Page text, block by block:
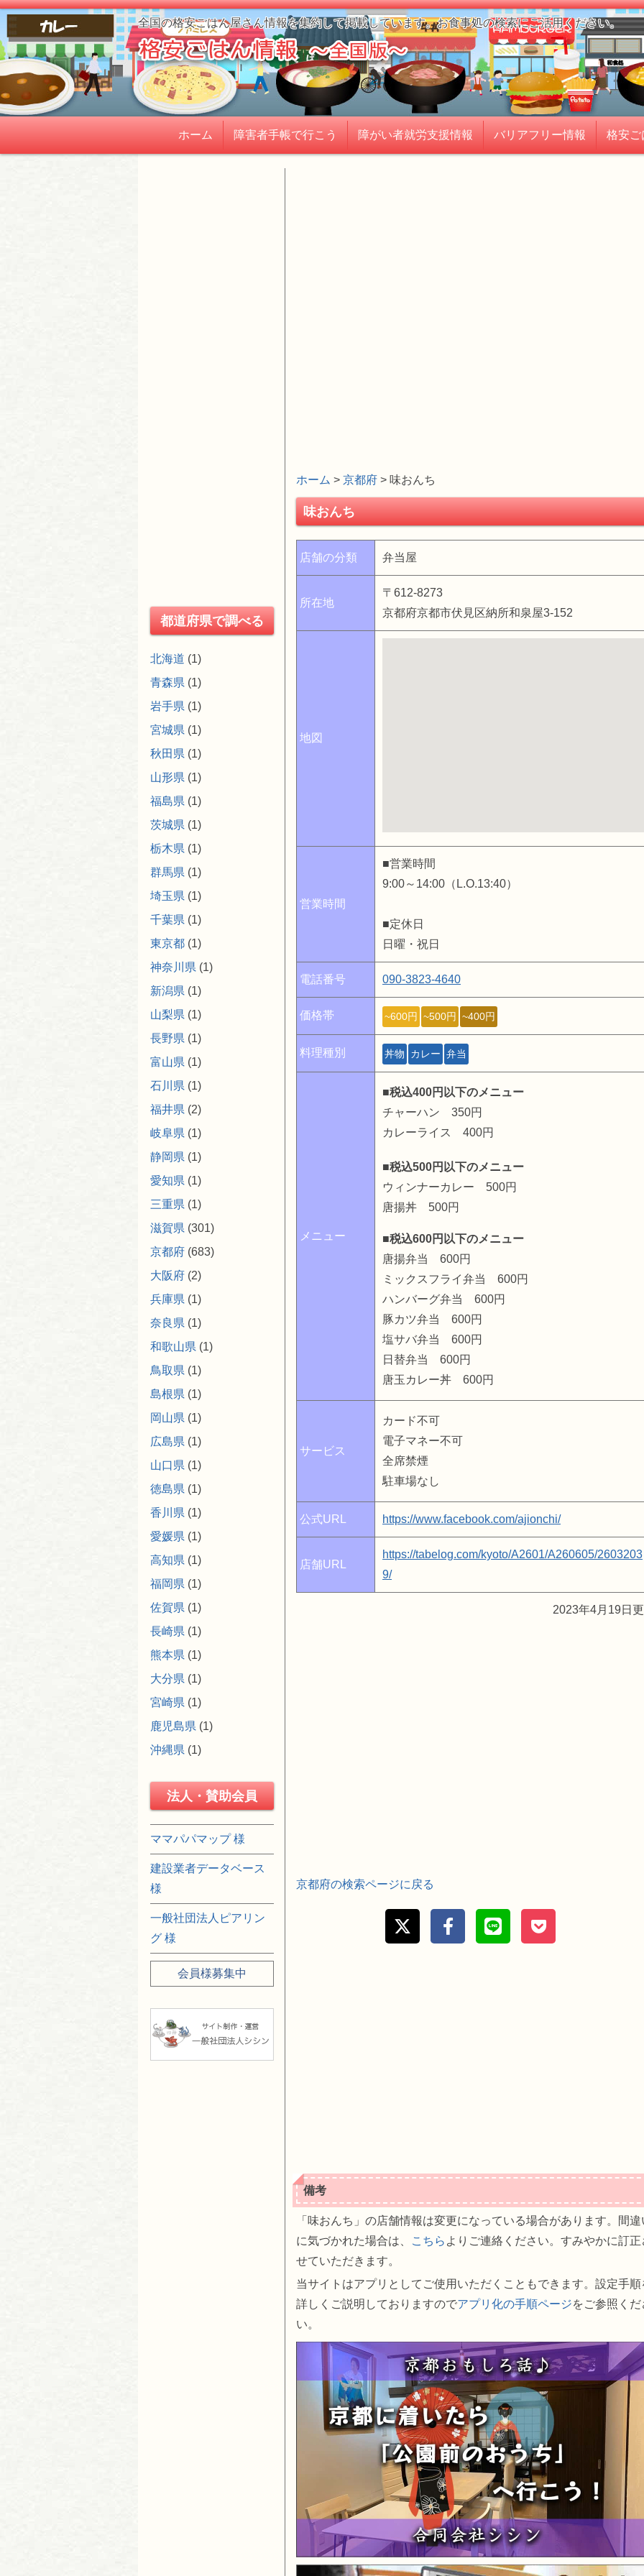
全国の格安ごはん屋さん情報を集約して掲載しています。お食事処の検索にご活用ください。
ホーム 障害者手帳で行こう 障がい者就労支援情報 バリアフリー情報 格安ご
ホーム > 京都府 > 味おんち
味おんち
店舗の分類 弁当屋
所在地
〒612-8273
京都府京都市伏見区納所和泉屋3-152
地図
営業時間
■営業時間
9:00～14:00（L.O.13:40）
■定休日
日曜・祝日
電話番号 090-3823-4640
価格帯 ~600円 ~500円 ~400円
料理種別 丼物 カレー 弁当
メニュー
■税込400円以下のメニュー
チャーハン 350円
カレーライス 400円
■税込500円以下のメニュー
ウィンナーカレー 500円
唐揚丼 500円
■税込600円以下のメニュー
唐揚弁当 600円
ミックスフライ弁当 600円
ハンバーグ弁当 600円
豚カツ弁当 600円
塩サバ弁当 600円
日替弁当 600円
唐玉カレー丼 600円
サービス
カード不可
電子マネー不可
全席禁煙
駐車場なし
公式URL https://www.facebook.com/ajionchi/
店舗URL
https://tabelog.com/kyoto/A2601/A260605/2603203
9/
2023年4月19日
京都府の検索ページに戻る
備考
「味おんち」の店舗情報は変更になっている場合があります。間違
に気づかれた場合は、
こちら よりご連絡ください。すみやかに訂正
せていただきます。
当サイトはアプリとしてご使用いただくこともできます。設定手順
詳しくご説明しておりますのでアプリ化の手順ページをご参照くだ
い。
都道府県で調べる
北海道 (1)
青森県 (1)
岩手県 (1)
宮城県 (1)
秋田県 (1)
山形県 (1)
福島県 (1)
茨城県 (1)
栃木県 (1)
群馬県 (1)
埼玉県 (1)
千葉県 (1)
東京都 (1)
神奈川県 (1)
新潟県 (1)
山梨県 (1)
長野県 (1)
富山県 (1)
石川県 (1)
福井県 (2)
岐阜県 (1)
静岡県 (1)
愛知県 (1)
三重県 (1)
滋賀県 (301)
京都府 (683)
大阪府 (2)
兵庫県 (1)
奈良県 (1)
和歌山県 (1)
鳥取県 (1)
島根県 (1)
岡山県 (1)
広島県 (1)
山口県 (1)
徳島県 (1)
香川県 (1)
愛媛県 (1)
高知県 (1)
福岡県 (1)
佐賀県 (1)
長崎県 (1)
熊本県 (1)
大分県 (1)
宮崎県 (1)
鹿児島県 (1)
沖縄県 (1)
法人・賛助会員
ママパパマップ 様
建設業者データベース
様
一般社団法人ピアリン
グ 様
会員様募集中